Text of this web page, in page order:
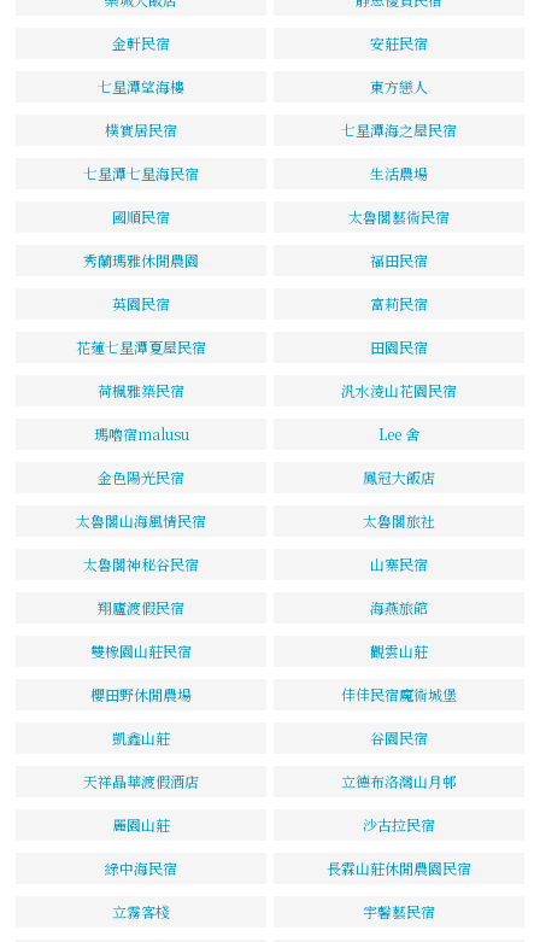
金軒民宿 安莊民宿
七星潭望海樓 東方戀人
樸實居民宿 七星潭海之屋民宿
七星潭七星海民宿 生活農場
國順民宿 太魯閣藝術民宿
秀蘭瑪雅休閒農園 福田民宿
英園民宿 富莉民宿
花蓮七星潭夏屋民宿 田園民宿
荷楓雅築民宿 汎水淩山花園民宿
瑪嚕宿malusu Lee 舍
金色陽光民宿 鳳冠大飯店
太魯閣山海風情民宿 太魯閣旅社
太魯閣神秘谷民宿 山寨民宿
翔廬渡假民宿 海燕旅館
雙橡園山莊民宿 觀雲山莊
櫻田野休閒農場 佳佳民宿魔術城堡
凱鑫山莊 谷園民宿
天祥晶華渡假酒店 立德布洛灣山月邨
麗園山莊 沙古拉民宿
綠中海民宿 長霖山莊休閒農園民宿
立霧客棧 宇馨藝民宿